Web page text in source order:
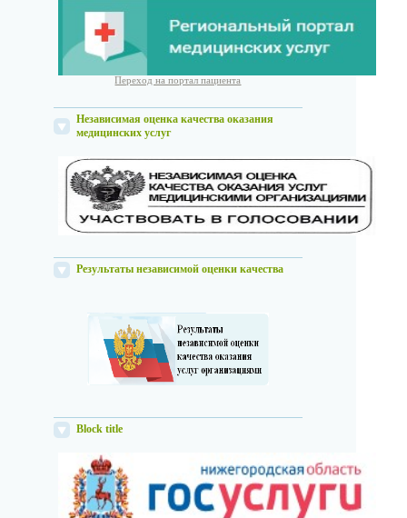
Переход на портал пациента
Независимая оценка качества оказания
медицинских услуг
Результаты независимой оценки качества
Block title